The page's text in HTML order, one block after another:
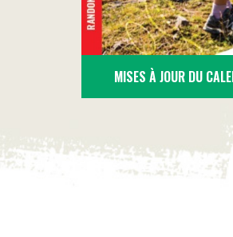
MISES À JOUR DU